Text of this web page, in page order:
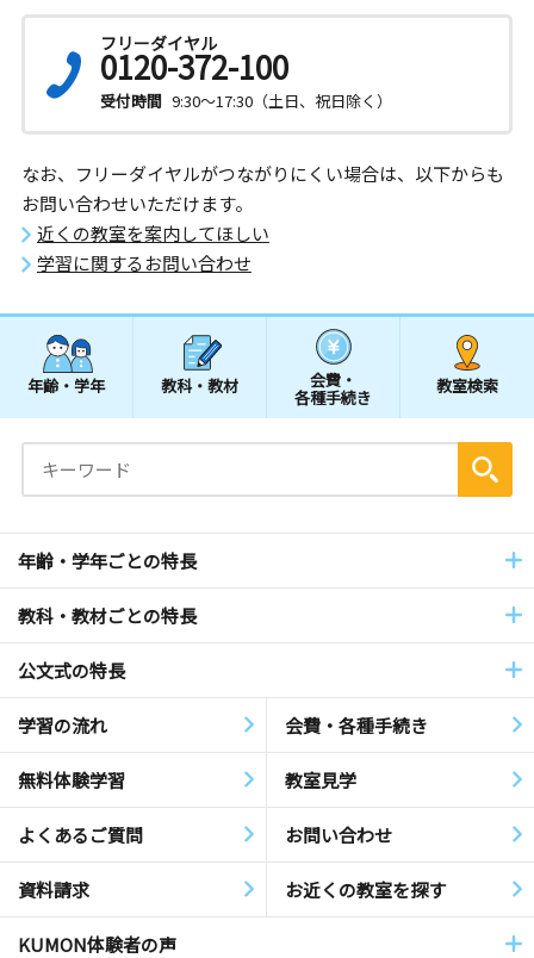
フリーダイヤル
0120-372-100
受付時間 9:30～17:30（土日、祝日除く）
なお、フリーダイヤルがつながりにくい場合は、以下からも
お問い合わせいただけます。
近くの教室を案内してほしい
学習に関するお問い合わせ
年齢・学年 教科・教材 会費・
各種手続き
教室検索
年齢・学年ごとの特長
教科・教材ごとの特長
公文式の特長
学習の流れ 会費・各種手続き
無料体験学習 教室見学
よくあるご質問 お問い合わせ
資料請求 お近くの教室を探す
KUMON体験者の声